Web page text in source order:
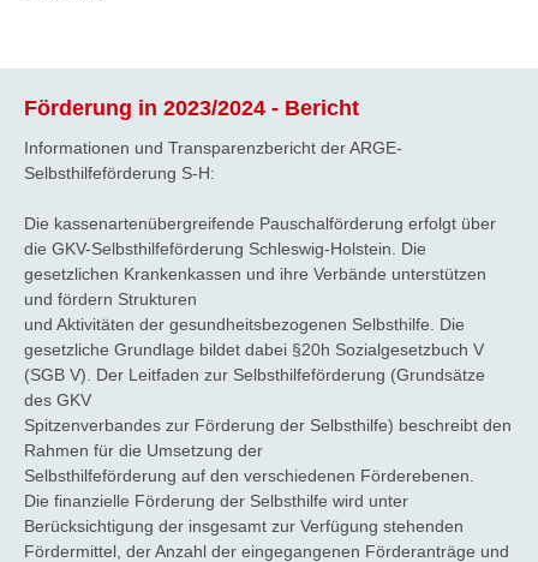
Förderung in 2023/2024 - Bericht
Informationen und Transparenzbericht der ARGE-
Selbsthilfeförderung S-H:
Die kassenartenübergreifende Pauschalförderung erfolgt über
die GKV-Selbsthilfeförderung Schleswig-Holstein. Die
gesetzlichen Krankenkassen und ihre Verbände unterstützen
und fördern Strukturen
und Aktivitäten der gesundheitsbezogenen Selbsthilfe. Die
gesetzliche Grundlage bildet dabei §20h Sozialgesetzbuch V
(SGB V). Der Leitfaden zur Selbsthilfeförderung (Grundsätze
des GKV
Spitzenverbandes zur Förderung der Selbsthilfe) beschreibt den
Rahmen für die Umsetzung der
Selbsthilfeförderung auf den verschiedenen Förderebenen.
Die finanzielle Förderung der Selbsthilfe wird unter
Berücksichtigung der insgesamt zur Verfügung stehenden
Fördermittel, der Anzahl der eingegangenen Förderanträge und